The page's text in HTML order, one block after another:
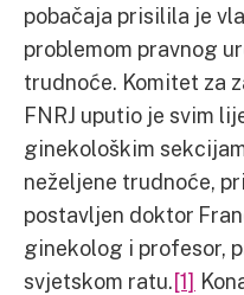
pobačaja prisilila je
problemom pravnog
trudnoće. Komitet za
FNRJ uputio je svim
ginekološkim
neželjene trudnoće,
postavljen doktor
ginekolog i profesor,
svjetskom ratu.[1]